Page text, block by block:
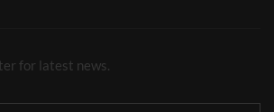
for latest news.